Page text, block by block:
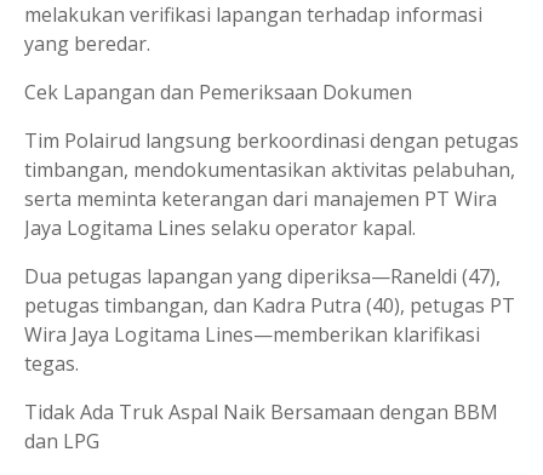
melakukan verifikasi lapangan terhadap informasi
yang beredar.
Cek Lapangan dan Pemeriksaan Dokumen
Tim Polairud langsung berkoordinasi dengan petugas
timbangan, mendokumentasikan aktivitas pelabuhan,
serta meminta keterangan dari manajemen PT Wira
Jaya Logitama Lines selaku operator kapal.
Dua petugas lapangan yang diperiksa—Raneldi (47),
petugas timbangan, dan Kadra Putra (40), petugas PT
Wira Jaya Logitama Lines—memberikan klarifikasi
tegas.
Tidak Ada Truk Aspal Naik Bersamaan dengan BBM
dan LPG